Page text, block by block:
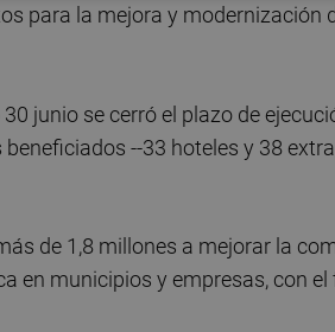
para la mejora y modernización
junio se cerró el plazo de
--33 hoteles y 38
de 1,8 millones a mejorar la
en municipios y empresas, con